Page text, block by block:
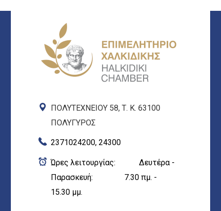
ΠΟΛΥΤΕΧΝΕΙΟΥ 58, Τ. Κ. 63100
ΠΟΛΥΓΥΡΟΣ
2371024200, 24300
Ώρες λειτουργίας: Δευτέρα -
Παρασκευή: 7.30 πμ. -
15.30 μμ.